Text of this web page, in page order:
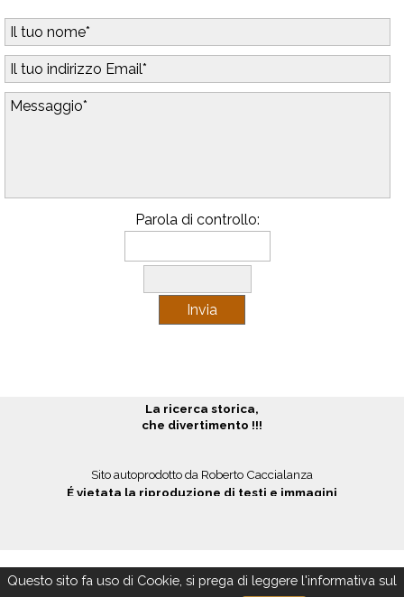
Parola di controllo:
Sito autoprodotto da Roberto Caccialanza
É vietata la riproduzione di testi e immagini
La ricerca storica,
che divertimento !!!
Questo sito fa uso di Cookie, si prega di leggere l'informativa sul